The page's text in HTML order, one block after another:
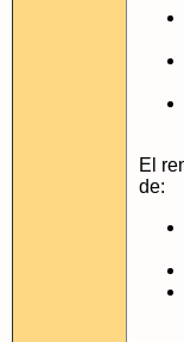
El
de: